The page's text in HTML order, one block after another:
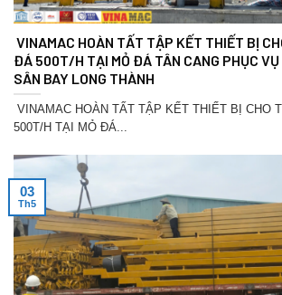
VINAMAC HOÀN TẤT TẬP KẾT THIẾT BỊ
ĐÁ 500T/H TẠI MỎ ĐÁ TÂN CANG PHỤC VỤ
SÂN BAY LONG THÀNH
VINAMAC HOÀN TẤT TẬP KẾT THIẾT BỊ CHO
500T/H TẠI MỎ ĐÁ...
03
Th5